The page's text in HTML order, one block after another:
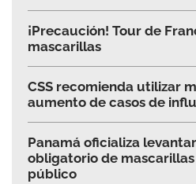
¡Precaución! Tour de
mascarillas
CSS recomienda utilizar
aumento de casos de
Panamá oficializa
obligatorio de
público